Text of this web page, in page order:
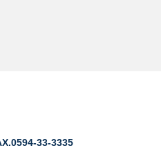
33-3335